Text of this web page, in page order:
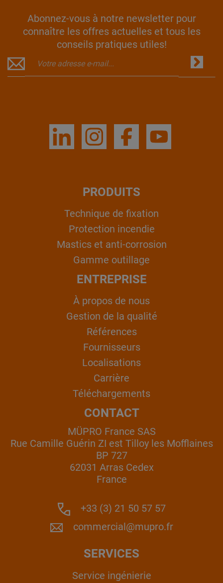
Abonnez-vous à notre newsletter pour
connaître les offres actuelles et tous les
conseils pratiques utiles!
PRODUITS
Technique de fixation
Protection incendie
Mastics et anti-corrosion
Gamme outillage
ENTREPRISE
À propos de nous
Gestion de la qualité
Références
Fournisseurs
Localisations
Carrière
Téléchargements
CONTACT
MÜPRO France SAS
Rue Camille Guérin ZI est Tilloy les Mofflaines
BP 727
62031 Arras Cedex
France
+33 (3) 21 50 57 57
commercial@mupro.fr
SERVICES
Service ingénierie